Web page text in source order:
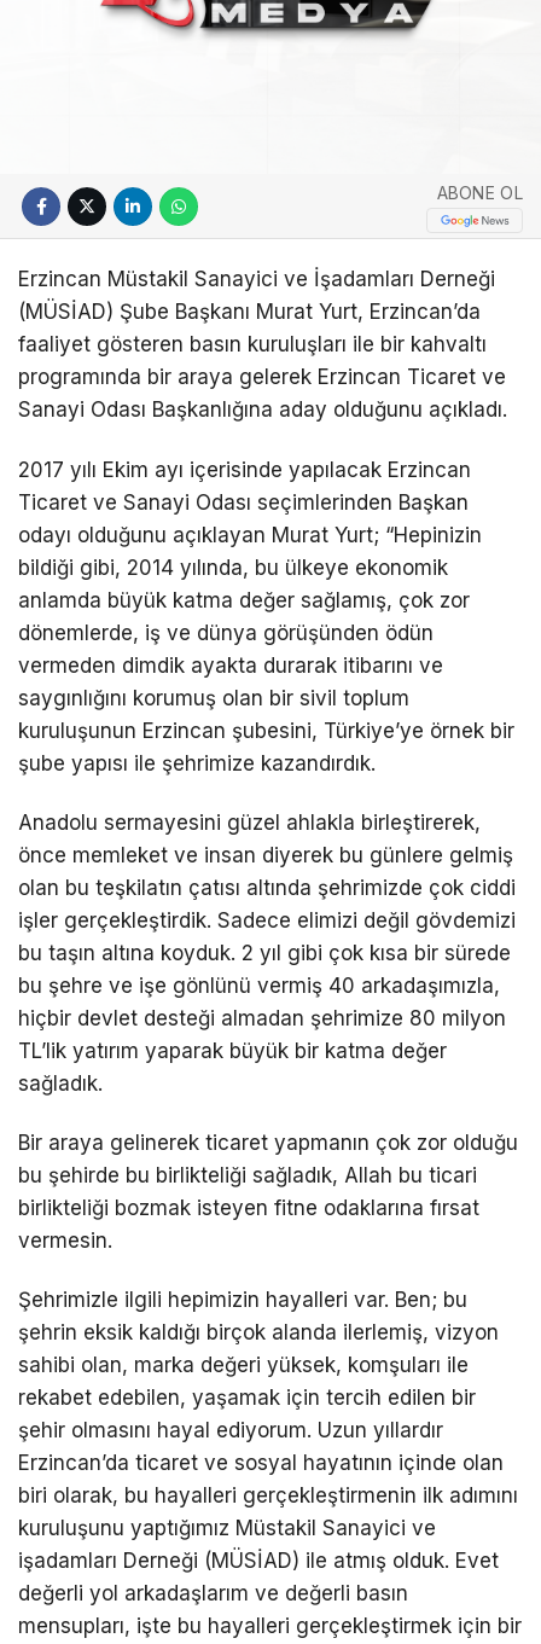
ABONE OL
Erzincan Müstakil Sanayici ve İşadamları Derneği
(MÜSİAD) Şube Başkanı Murat Yurt, Erzincan’da
faaliyet gösteren basın kuruluşları ile bir kahvaltı
programında bir araya gelerek Erzincan Ticaret ve
Sanayi Odası Başkanlığına aday olduğunu açıkladı.
2017 yılı Ekim ayı içerisinde yapılacak Erzincan
Ticaret ve Sanayi Odası seçimlerinden Başkan
odayı olduğunu açıklayan Murat Yurt; “Hepinizin
bildiği gibi, 2014 yılında, bu ülkeye ekonomik
anlamda büyük katma değer sağlamış, çok zor
dönemlerde, iş ve dünya görüşünden ödün
vermeden dimdik ayakta durarak itibarını ve
saygınlığını korumuş olan bir sivil toplum
kuruluşunun Erzincan şubesini, Türkiye’ye örnek bir
şube yapısı ile şehrimize kazandırdık.
Anadolu sermayesini güzel ahlakla birleştirerek,
önce memleket ve insan diyerek bu günlere gelmiş
olan bu teşkilatın çatısı altında şehrimizde çok ciddi
işler gerçekleştirdik. Sadece elimizi değil gövdemizi
bu taşın altına koyduk. 2 yıl gibi çok kısa bir sürede
bu şehre ve işe gönlünü vermiş 40 arkadaşımızla,
hiçbir devlet desteği almadan şehrimize 80 milyon
TL’lik yatırım yaparak büyük bir katma değer
sağladık.
Bir araya gelinerek ticaret yapmanın çok zor olduğu
bu şehirde bu birlikteliği sağladık, Allah bu ticari
birlikteliği bozmak isteyen fitne odaklarına fırsat
vermesin.
Şehrimizle ilgili hepimizin hayalleri var. Ben; bu
şehrin eksik kaldığı birçok alanda ilerlemiş, vizyon
sahibi olan, marka değeri yüksek, komşuları ile
rekabet edebilen, yaşamak için tercih edilen bir
şehir olmasını hayal ediyorum. Uzun yıllardır
Erzincan’da ticaret ve sosyal hayatının içinde olan
biri olarak, bu hayalleri gerçekleştirmenin ilk adımını
kuruluşunu yaptığımız Müstakil Sanayici ve
işadamları Derneği (MÜSİAD) ile atmış olduk. Evet
değerli yol arkadaşlarım ve değerli basın
mensupları, işte bu hayalleri gerçekleştirmek için bir